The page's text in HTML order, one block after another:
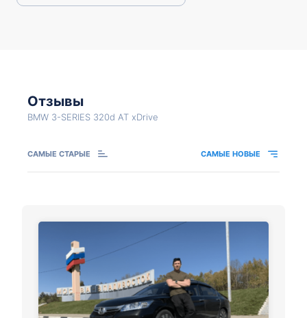
Отзывы
BMW 3-SERIES 320d AT xDrive
САМЫЕ СТАРЫЕ САМЫЕ НОВЫЕ